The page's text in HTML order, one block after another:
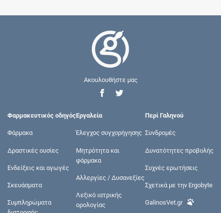
Ακουλουθήστε μας
Φαρμακευτικός οδηγός
Φάρμακα
Δραστικές ουσίες
Ενδείξεις και αγωγές
Σκευάσματα
Συμπληρώματα
Εργαλεία
Έλεγχος συγχορήγησης
Μητρότητα και
φάρμακα
Αλλεργίες / Δυσανεξίες
Λεξικό ιατρικής
ορολογίας
Περί Γαληνού
Συνδρομές
Δυνατότητες προβολής
Συχνές ερωτήσεις
Σχετικά με την Ergobyte
GalinosVet.gr